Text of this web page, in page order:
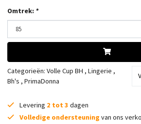
Omtrek: *
Categorieën: Volle Cup BH , Lingerie ,
Bh's , PrimaDonna
Levering 2 tot 3 dagen
Volledige ondersteuning van ons